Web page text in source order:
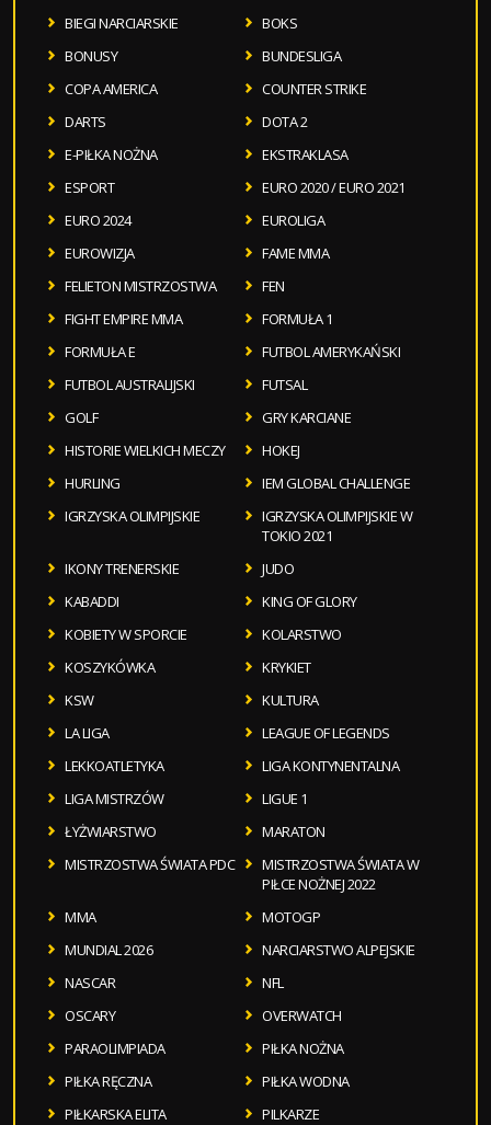
BIEGI NARCIARSKIE
BOKS
BONUSY
BUNDESLIGA
COPA AMERICA
COUNTER STRIKE
DARTS
DOTA 2
E-PIŁKA NOŻNA
EKSTRAKLASA
ESPORT
EURO 2020 / EURO 2021
EURO 2024
EUROLIGA
EUROWIZJA
FAME MMA
FELIETON MISTRZOSTWA
FEN
FIGHT EMPIRE MMA
FORMUŁA 1
FORMUŁA E
FUTBOL AMERYKAŃSKI
FUTBOL AUSTRALIJSKI
FUTSAL
GOLF
GRY KARCIANE
HISTORIE WIELKICH MECZY
HOKEJ
HURLING
IEM GLOBAL CHALLENGE
IGRZYSKA OLIMPIJSKIE
IGRZYSKA OLIMPIJSKIE W
TOKIO 2021
IKONY TRENERSKIE
JUDO
KABADDI
KING OF GLORY
KOBIETY W SPORCIE
KOLARSTWO
KOSZYKÓWKA
KRYKIET
KSW
KULTURA
LA LIGA
LEAGUE OF LEGENDS
LEKKOATLETYKA
LIGA KONTYNENTALNA
LIGA MISTRZÓW
LIGUE 1
ŁYŻWIARSTWO
MARATON
MISTRZOSTWA ŚWIATA PDC
MISTRZOSTWA ŚWIATA W
PIŁCE NOŻNEJ 2022
MMA
MOTOGP
MUNDIAL 2026
NARCIARSTWO ALPEJSKIE
NASCAR
NFL
OSCARY
OVERWATCH
PARAOLIMPIADA
PIŁKA NOŻNA
PIŁKA RĘCZNA
PIŁKA WODNA
PIŁKARSKA ELITA
PILKARZE